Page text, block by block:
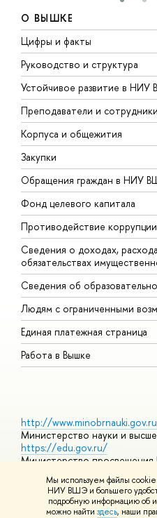
Мы используем файлы
НИУ ВШЭ и большего
подробную информацию об
можно найти здесь, наши
О ВЫШКЕ
Цифры и факты
Руководство и структура
Устойчивое развитие в НИУ
Преподаватели и сотрудники
Корпуса и общежития
Закупки
Обращения граждан в НИУ
Фонд целевого капитала
Противодействие коррупции
Сведения о доходах,
обязательствах
Сведения об
Людям с ограниченными
Единая платежная страница
Работа в Вышке
http://
Министерство науки и
https://edu.gov.ru/
Министерство
https://elearning.hse.ru/mooc
Массовые открытые